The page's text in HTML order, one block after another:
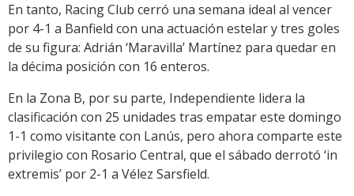
En tanto, Racing Club cerró una semana ideal al vencer
por 4-1 a Banfield con una actuación estelar y tres goles
de su figura: Adrián ‘Maravilla’ Martínez para quedar en
la décima posición con 16 enteros.
En la Zona B, por su parte, Independiente lidera la
clasificación con 25 unidades tras empatar este domingo
1-1 como visitante con Lanús, pero ahora comparte este
privilegio con Rosario Central, que el sábado derrotó ‘in
extremis’ por 2-1 a Vélez Sarsfield.